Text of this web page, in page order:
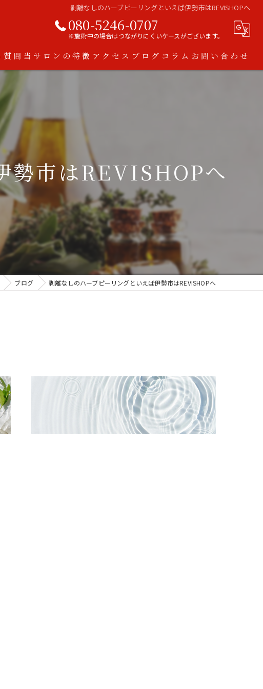
剥離なしのハーブピーリングといえば伊勢市はREVISHOPへ
080-5246-0707
※施術中の場合はつながりにくいケースがございます。
質問 当サロンの特徴
ダイエット
アトピー
アクセス ブログ コラム お問い合わせ
勢市はREVISHOPへ
ブログ 剥離なしのハーブピーリングといえば伊勢市はREVISHOPへ